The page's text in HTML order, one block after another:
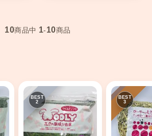
10商品中 1-10商品